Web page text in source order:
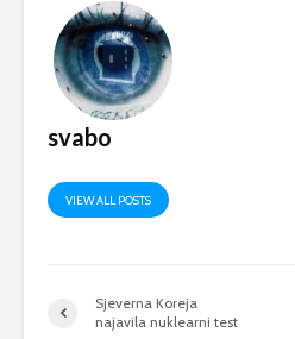
svabo
VIEW ALL POSTS
Sjeverna Koreja
najavila nuklearni test